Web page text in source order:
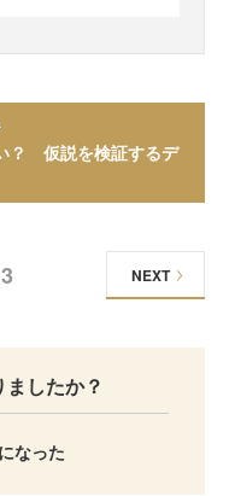
？ 仮説を検証するデ
3 NEXT
したか？
なった